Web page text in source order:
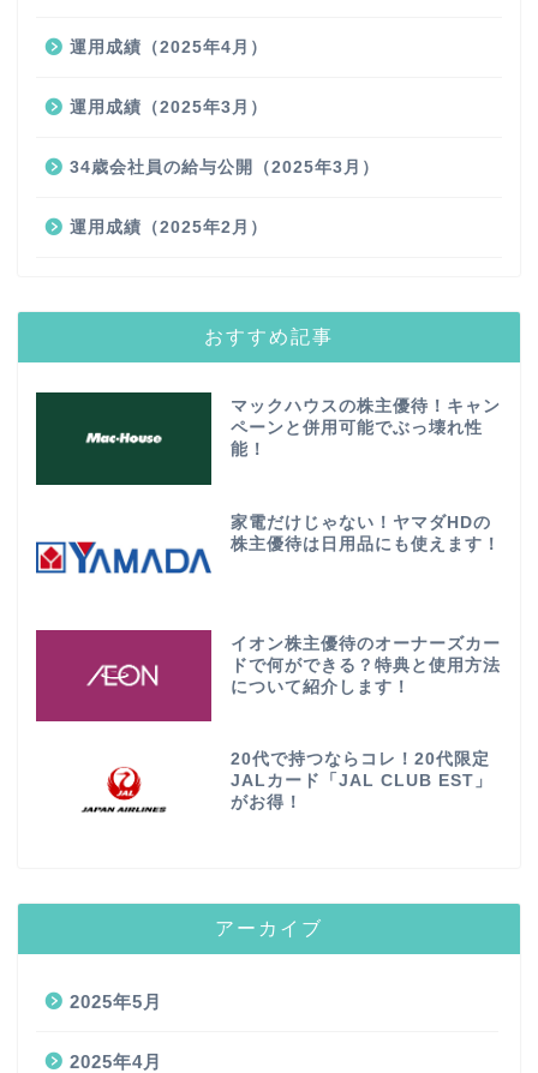
運用成績（2025年4月）
運用成績（2025年3月）
34歳会社員の給与公開（2025年3月）
運用成績（2025年2月）
おすすめ記事
マックハウスの株主優待！キャン
ペーンと併用可能でぶっ壊れ性
能！
家電だけじゃない！ヤマダHDの
株主優待は日用品にも使えます！
イオン株主優待のオーナーズカー
ドで何ができる？特典と使用方法
について紹介します！
20代で持つならコレ！20代限定
JALカード「JAL CLUB EST」
がお得！
アーカイブ
2025年5月
2025年4月